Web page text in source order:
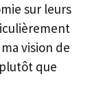
sur leurs
vision de
que